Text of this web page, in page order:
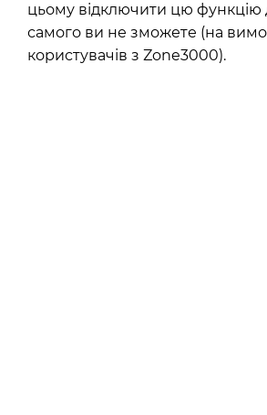
цьому відключити цю функцію
самого ви не зможете (на
користувачів з Zone3000).